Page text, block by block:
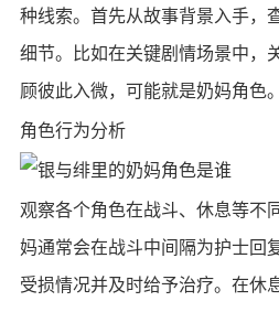
种线索。首先从故事背景入手，
细节。比如在关键剧情场景中，
顾彼此入微，可能就是奶妈角色。
角色行为分析
观察各个角色在战斗、​​休息等不
妈通常会在战斗中间隔为护士回
受损情况并及时给予治疗。在休